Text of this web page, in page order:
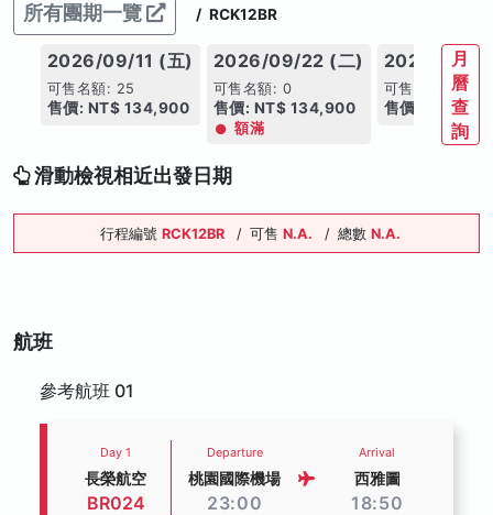
所有團期一覽 / RCK12BR
2026/09/11 (五)
可售名額: 25
售價: NT$ 134,900
2026/09/22 (二)
可售名額: 0
售價: NT$ 134,900
額滿
2026/09/
可售名額: 20
售價: NT$
月
曆
查
詢
滑動檢視相近出發日期
行程編號 RCK12BR / 可售 N.A. / 總數 N.A.
航班
參考航班 01
Day 1
長榮航空
BR024
Departure
桃園國際機場
23:00
Arrival
西雅圖
18:50